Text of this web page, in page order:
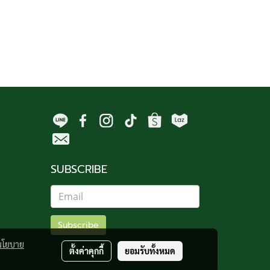
SUBSCRIBE
Subscribe
ยบาย
ตั้งค่าคุกกี้ ยอมรับทั้งหมด